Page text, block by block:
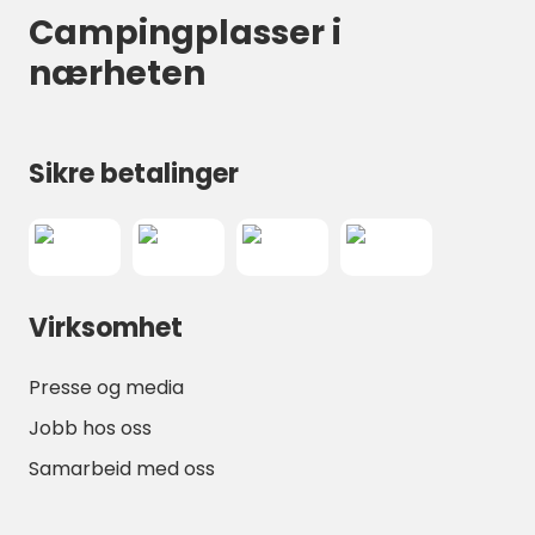
Campingplasser i
nærheten
Sikre betalinger
Virksomhet
Presse og media
Jobb hos oss
Samarbeid med oss